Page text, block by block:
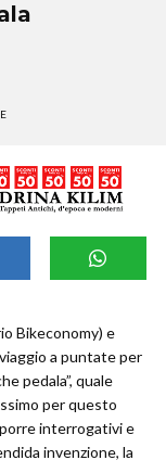
Bikeconomy) e
a puntate per
pedala”, quale
per questo
interrogativi e
invenzione, la